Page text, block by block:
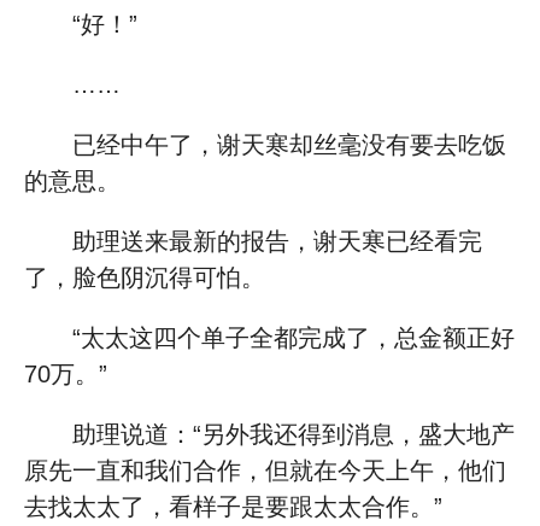
“好！”
……
已经中午了，谢天寒却丝毫没有要去吃饭
的意思。
助理送来最新的报告，谢天寒已经看完
了，脸色阴沉得可怕。
“太太这四个单子全都完成了，总金额正好
70万。”
助理说道：“另外我还得到消息，盛大地产
原先一直和我们合作，但就在今天上午，他们
去找太太了，看样子是要跟太太合作。”